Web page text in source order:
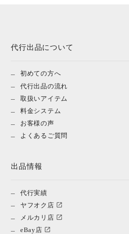
代行出品について
初めての方へ
代行出品の流れ
取扱いアイテム
料金システム
お客様の声
よくあるご質問
出品情報
代行実績
ヤフオク店
メルカリ店
eBay店